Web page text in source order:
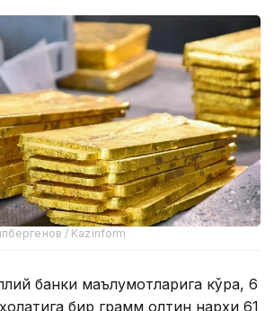
/ Kazinform
банки маълумотларига кўра, 6
бир грамм олтин нархи 61